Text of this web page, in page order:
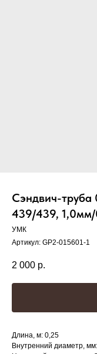
Сэндвич-труба
439/439,
УМК
Артикул: GP2-015601-1
2 000 р.
Длина, м: 0,25
Внутренний диаметр,